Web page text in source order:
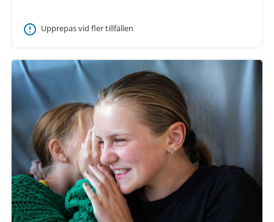
Upprepas vid fler tillfällen